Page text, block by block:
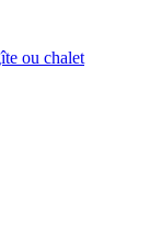
ou chalet